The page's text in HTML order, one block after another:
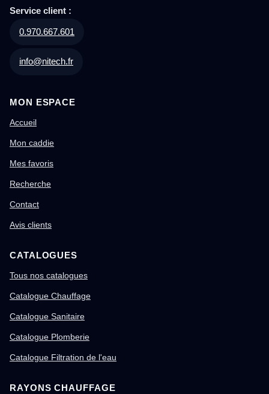
Service client :
0.970.667.601
info@nitech.fr
MON ESPACE
Accueil
Mon caddie
Mes favoris
Recherche
Contact
Avis clients
CATALOGUES
Tous nos catalogues
Catalogue Chauffage
Catalogue Sanitaire
Catalogue Plomberie
Catalogue Filtration de l'eau
RAYONS CHAUFFAGE